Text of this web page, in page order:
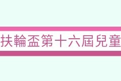
輪盃第十六屆兒